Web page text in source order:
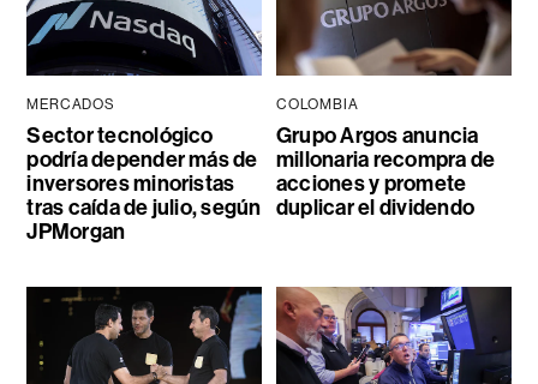
MERCADOS
Sector tecnológico
podría depender más de
inversores minoristas
tras caída de julio, según
JPMorgan
COLOMBIA
Grupo Argos anuncia
millonaria recompra de
acciones y promete
duplicar el dividendo